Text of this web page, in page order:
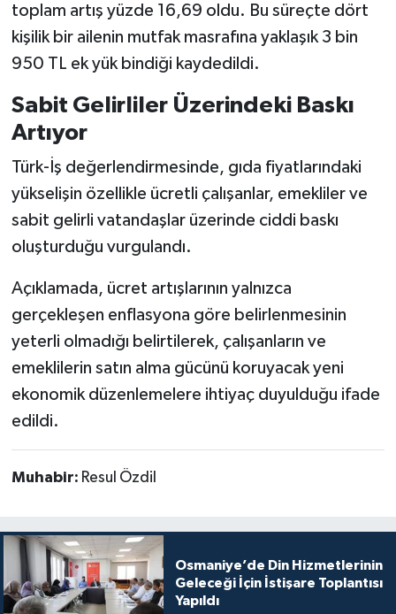
toplam artış yüzde 16,69 oldu. Bu süreçte dört
kişilik bir ailenin mutfak masrafına yaklaşık 3 bin
950 TL ek yük bindiği kaydedildi.
Sabit Gelirliler Üzerindeki Baskı
Artıyor
Türk-İş değerlendirmesinde, gıda fiyatlarındaki
yükselişin özellikle ücretli çalışanlar, emekliler ve
sabit gelirli vatandaşlar üzerinde ciddi baskı
oluşturduğu vurgulandı.
Açıklamada, ücret artışlarının yalnızca
gerçekleşen enflasyona göre belirlenmesinin
yeterli olmadığı belirtilerek, çalışanların ve
emeklilerin satın alma gücünü koruyacak yeni
ekonomik düzenlemelere ihtiyaç duyulduğu ifade
edildi.
Muhabir: Resul Özdil
Osmaniye’de Din Hizmetlerinin
Geleceği İçin İstişare Toplantısı
Yapıldı